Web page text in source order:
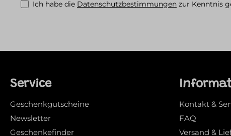
Ich habe die Datenschutzbestimmungen zur Kenntnis
Service
Geschenkgutscheine
Newsletter
Geschenkefinder
Kontakt &
FAQ
Versand &